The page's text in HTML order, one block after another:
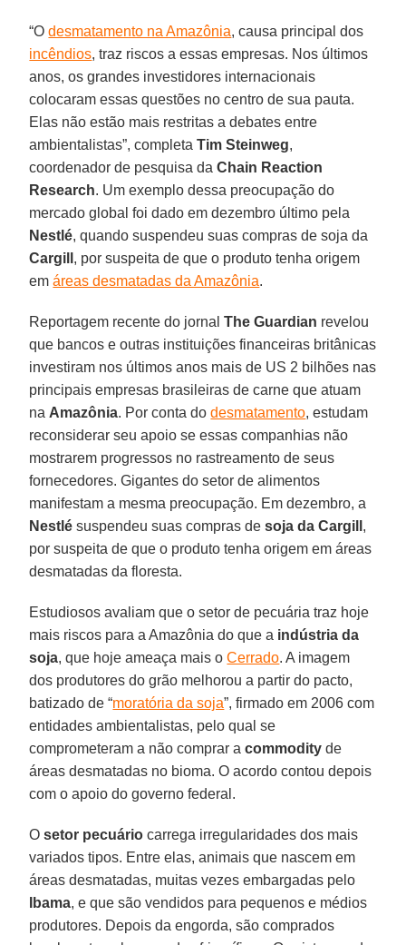
“Odesmatamento na Amazônia, causa principal dos
incêndios, traz riscos a essas empresas. Nos últimos
anos, os grandes investidores internacionais
colocaram essas questões no centro de sua pauta.
Elas não estão mais restritas a debates entre
ambientalistas”, completaTim Steinweg,
coordenador de pesquisa daChain Reaction
Research. Um exemplo dessa preocupação do
mercado global foi dado em dezembro último pela
Nestlé, quando suspendeu suas compras de soja da
Cargill , por suspeita de que o produto tenha origem
emáreas desmatadas da Amazônia.
Reportagem recente do jornalThe Guardian revelou
que bancos e outras instituições financeiras britânicas
investiram nos últimos anos mais de US 2 bilhões nas
principais empresas brasileiras de carne que atuam
na Amazônia. Por conta dodesmatamento, estudam
reconsiderar seu apoio se essas companhias não
mostrarem progressos no rastreamento de seus
fornecedores. Gigantes do setor de alimentos
manifestam a mesma preocupação. Em dezembro, a
Nestlé suspendeu suas compras desoja da Cargill ,
por suspeita de que o produto tenha origem em áreas
desmatadas da floresta.
Estudiosos avaliam que o setor de pecuária traz hoje
mais riscos para a Amazônia do que a indústria da
soja, que hoje ameaça mais oCerrado. A imagem
dos produtores do grão melhorou a partir do pacto,
batizado de “moratória da soja”, firmado em 2006 com
entidades ambientalistas, pelo qual se
comprometeram a não comprar acommodity de
áreas desmatadas no bioma. O acordo contou depois
com o apoio do governo federal.
Osetor pecuário carrega irregularidades dos mais
variados tipos. Entre elas, animais que nascem em
áreas desmatadas, muitas vezes embargadas pelo
Ibama, e que são vendidos para pequenos e médios
produtores. Depois da engorda, são comprados